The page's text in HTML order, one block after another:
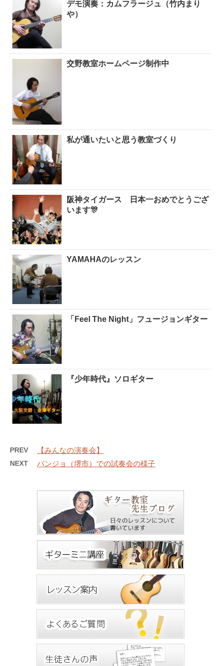
デモ演奏：カムフラージュ（竹内まり
や）
交野教室ホームページ制作中
私が通いたいと思う教室づくり
阪神タイガース 日本一おめでとうござ
います🎊
YAMAHAのレッスン
「Feel The Night」フュージョンギター
『少年時代』ソロギター
PREV 【みんなの演奏会】
NEXT パンジョ（堺市）での試奏会の様子